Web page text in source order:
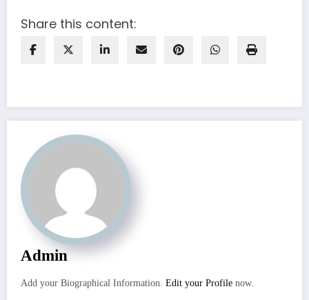
Share this content:
Admin
Add your Biographical Information. Edit your Profile now.